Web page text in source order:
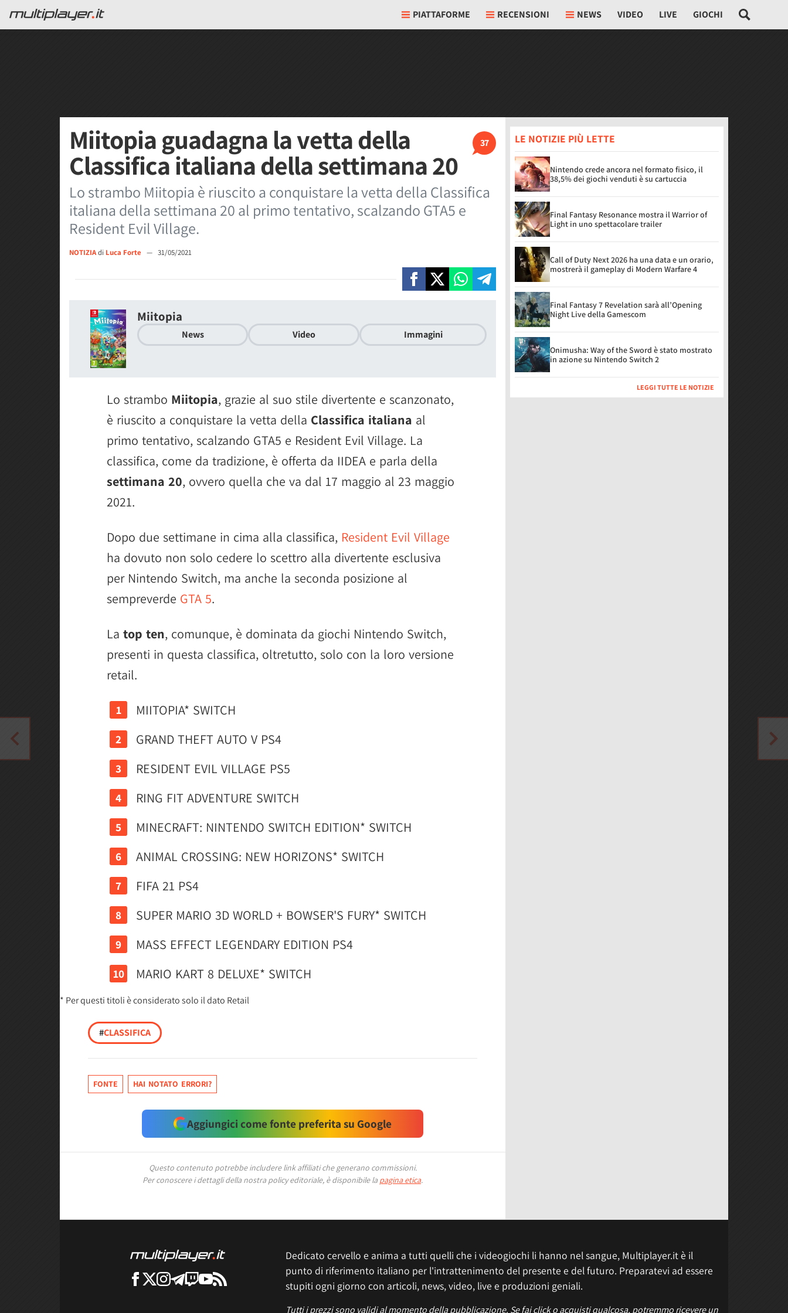
PIATTAFORME RECENSIONI NEWS VIDEO LIVE GIOCHI
37
Miitopia guadagna la vetta della
Classifica italiana della settimana 20
Lo strambo Miitopia è riuscito a conquistare la vetta della Classifica
italiana della settimana 20 al primo tentativo, scalzando GTA5 e
Resident Evil Village.
NOTIZIAdi Luca Forte — 31/05/2021
Miitopia
News Video Immagini
Lo strambo Miitopia, grazie al suo stile divertente e scanzonato,
è riuscito a conquistare la vetta della Classifica italiana al
primo tentativo, scalzando GTA5 e Resident Evil Village. La
classifica, come da tradizione, è offerta da IIDEA e parla della
settimana 20, ovvero quella che va dal 17 maggio al 23 maggio
2021.
Dopo due settimane in cima alla classifica, Resident Evil Village
ha dovuto non solo cedere lo scettro alla divertente esclusiva
per Nintendo Switch, ma anche la seconda posizione al
sempreverde GTA 5.
La top ten, comunque, è dominata da giochi Nintendo Switch,
presenti in questa classifica, oltretutto, solo con la loro versione
retail.
MIITOPIA* SWITCH
GRAND THEFT AUTO V PS4
RESIDENT EVIL VILLAGE PS5
RING FIT ADVENTURE SWITCH
MINECRAFT: NINTENDO SWITCH EDITION* SWITCH
ANIMAL CROSSING: NEW HORIZONS* SWITCH
FIFA 21 PS4
SUPER MARIO 3D WORLD + BOWSER'S FURY* SWITCH
MASS EFFECT LEGENDARY EDITION PS4
MARIO KART 8 DELUXE* SWITCH
* Per questi titoli è considerato solo il dato Retail
#CLASSIFICA
FONTE HAI NOTATO ERRORI?
Aggiungici come fonte preferita su Google
Questo contenuto potrebbe includere link affiliati che generano commissioni.
Per conoscere i dettagli della nostra policy editoriale, è disponibile la pagina etica.
LE NOTIZIE PIÙ LETTE
Nintendo crede ancora nel formato fisico, il
38,5% dei giochi venduti è su cartuccia
Final Fantasy Resonance mostra il Warrior of
Light in uno spettacolare trailer
Call of Duty Next 2026 ha una data e un orario,
mostrerà il gameplay di Modern Warfare 4
Final Fantasy 7 Revelation sarà all’Opening
Night Live della Gamescom
Onimusha: Way of the Sword è stato mostrato
in azione su Nintendo Switch 2
LEGGI TUTTE LE NOTIZIE
Dedicato cervello e anima a tutti quelli che i videogiochi li hanno nel sangue, Multiplayer.it è il
punto di riferimento italiano per l'intrattenimento del presente e del futuro. Preparatevi ad essere
stupiti ogni giorno con articoli, news, video, live e produzioni geniali.
Tutti i prezzi sono validi al momento della pubblicazione. Se fai click o acquisti qualcosa, potremmo ricevere un